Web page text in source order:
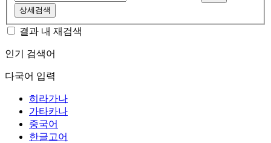
상세검색
결과 내 재검색
인기 검색어
다국어 입력
히라가나
가타카나
중국어
한글고어